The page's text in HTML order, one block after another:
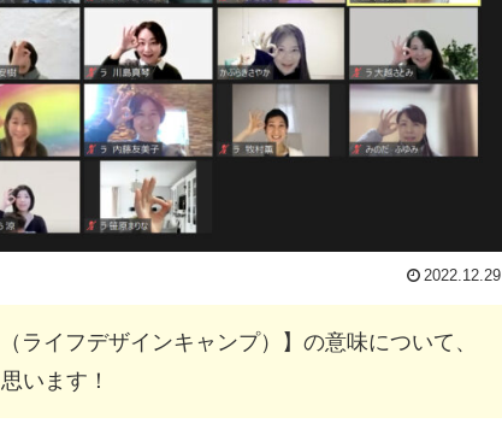
2022.12.29
ライフデザインキャンプ）】の意味について、
います！